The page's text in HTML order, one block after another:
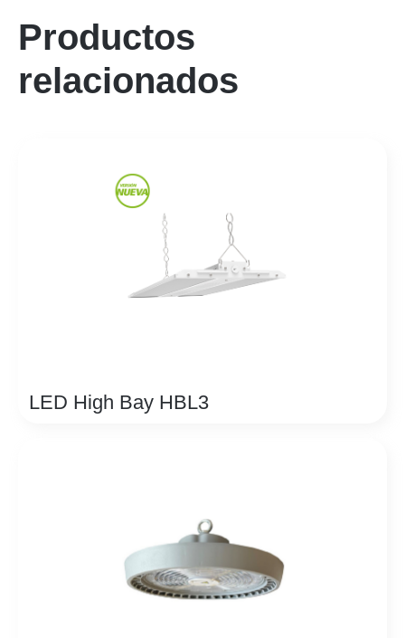
Productos
relacionados
LED High Bay HBL3